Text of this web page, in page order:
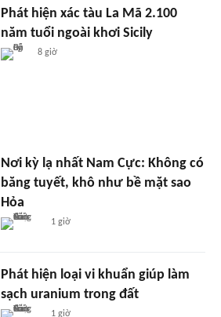
Phát hiện xác tàu La Mã 2.100
năm tuổi ngoài khơi Sicily
8 giờ
Nơi kỳ lạ nhất Nam Cực: Không có
băng tuyết, khô như bề mặt sao
Hỏa
1 giờ
Phát hiện loại vi khuẩn giúp làm
sạch uranium trong đất
1 giờ